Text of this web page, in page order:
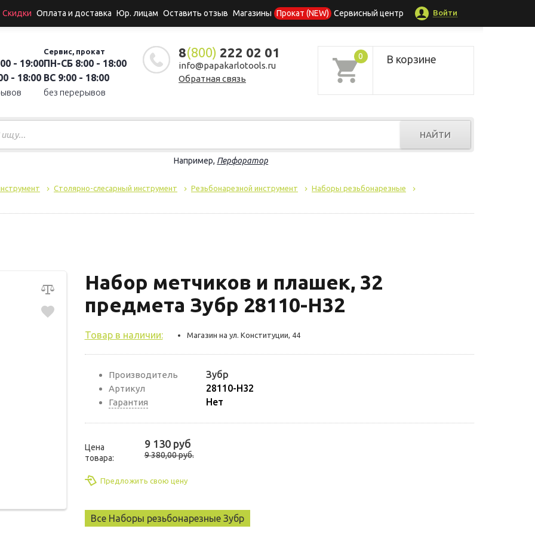
Скидки Оплата и доставка Юр. лицам Оставить отзыв Магазины Прокат (NEW) Сервисный центр Войти
- 19:00
- 18:00
Сервис, прокат
ПН-СБ 8:00 - 18:00
ВС 9:00 - 18:00
без перерывов
8(800) 222 02 01
info@papakarlotools.ru
Обратная связь
0 В корзине
НАЙТИ
Например, Перфоратор
Столярно-слесарный инструмент Резьбонарезной инструмент
Наборы резьбонарезные
Набор метчиков и плашек, 32
предмета Зубр 28110-H32
Товар в наличии: Магазин на ул. Конституции, 44
Производитель Зубр
Артикул 28110-H32
Гарантия Нет
Цена
товара:
9 130 руб
9 380,00 руб.
Предложить свою цену
Все Наборы резьбонарезные Зубр